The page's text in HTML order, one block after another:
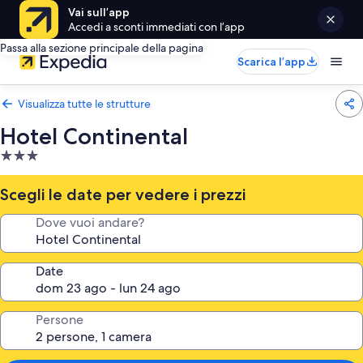
Vai sull’app
Accedi a sconti immediati con l’app
Passa alla sezione principale della pagina
Scarica l’app
Visualizza tutte le strutture
Hotel Continental
Struttura
a
3.0
stelle
Scegli le date per vedere i prezzi
Dove vuoi andare?
Date
Persone